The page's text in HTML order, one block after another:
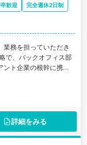
歓迎
完全週休2日制
務を担っていただき
で、バックオフィス部
ト企業の根幹に携わ
詳細をみる